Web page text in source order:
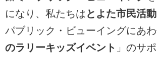
になり、私たちは とよた市民活
パブリック・ビューイングにあわ
のラリーキッズイベント 」のサ